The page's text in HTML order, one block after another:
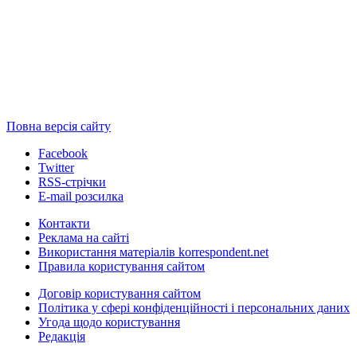
Повна версія сайту
Facebook
Twitter
RSS-стрічки
E-mail розсилка
Контакти
Реклама на сайті
Використання матеріалів korrespondent.net
Правила користування сайтом
Договір користування сайтом
Політика у сфері конфіденційності і персональних даних
Угода щодо користування
Редакція